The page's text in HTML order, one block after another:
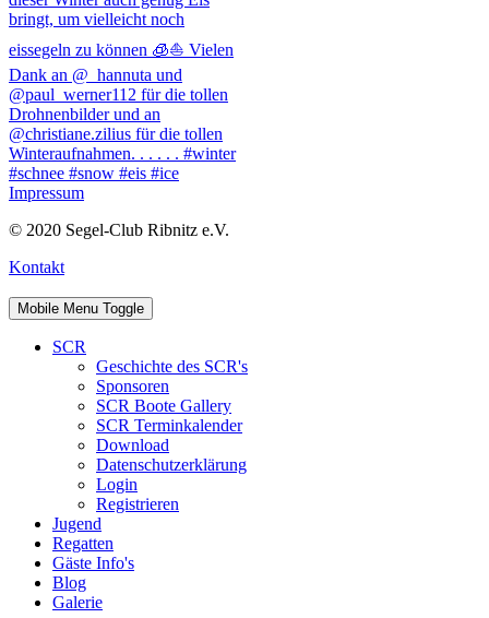
Impressum
© 2020 Segel-Club Ribnitz e.V.
Kontakt
Mobile Menu Toggle
SCR
Geschichte des SCR's
Sponsoren
SCR Boote Gallery
SCR Terminkalender
Download
Datenschutzerklärung
Login
Registrieren
Jugend
Regatten
Gäste Info's
Blog
Galerie